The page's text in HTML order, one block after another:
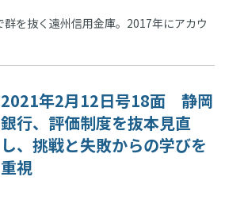
を抜く遠州信用金庫。2017年にアカウ
2021年2月12日号18面 静岡
銀行、評価制度を抜本見直
し、挑戦と失敗からの学びを
重視